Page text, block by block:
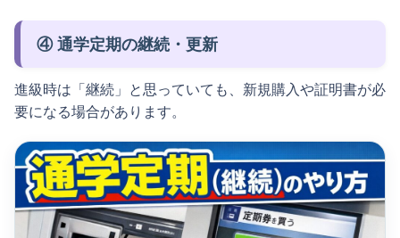
④ 通学定期の継続・更新
進級時は「継続」と思っていても、新規購入や証明書が必
要になる場合があります。